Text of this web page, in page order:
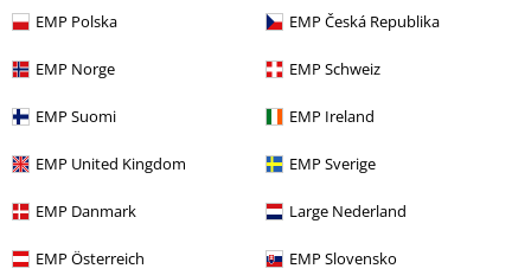
EMP Polska EMP Česká Republika
EMP Norge EMP Schweiz
EMP Suomi EMP Ireland
EMP United Kingdom EMP Sverige
EMP Danmark Large Nederland
EMP Österreich EMP Slovensko
Black Album Faded Charred 72 (M72)